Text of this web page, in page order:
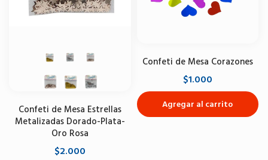
Confeti de Mesa Estrellas
Metalizadas Dorado-Plata-
Oro Rosa
$2.000
Confeti de Mesa Corazones
$1.000
Agregar al carrito